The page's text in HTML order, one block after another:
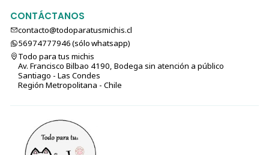
CONTÁCTANOS
contacto@todoparatusmichis.cl
56974777946 (sólo⁣⁣⁣⁣⁣​​​​​​​​​​​​​​​ whatsapp)
Todo para tus michis
Av. Francisco Bilbao 4190, Bodega sin atención a público
Santiago - Las Condes
Región Metropolitana - Chile